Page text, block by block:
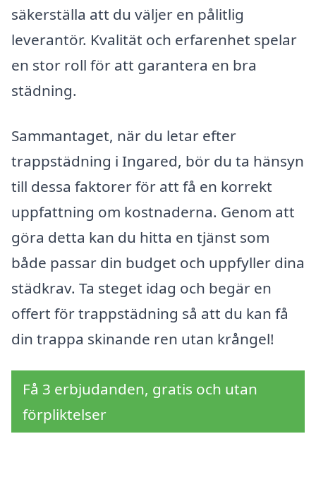
säkerställa att du väljer en pålitlig
leverantör. Kvalität och erfarenhet spelar
en stor roll för att garantera en bra
städning.
Sammantaget, när du letar efter
trappstädning i Ingared, bör du ta hänsyn
till dessa faktorer för att få en korrekt
uppfattning om kostnaderna. Genom att
göra detta kan du hitta en tjänst som
både passar din budget och uppfyller dina
städkrav. Ta steget idag och begär en
offert för trappstädning så att du kan få
din trappa skinande ren utan krångel!
Få 3 erbjudanden, gratis och utan
förpliktelser